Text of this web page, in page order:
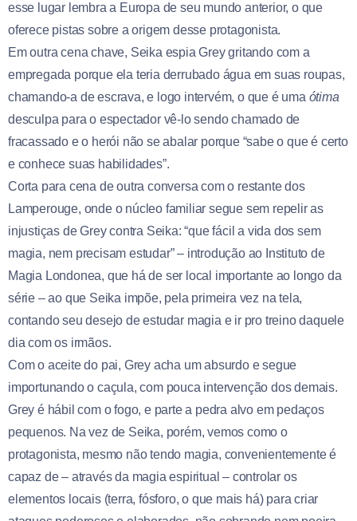
esse lugar lembra a Europa de seu mundo anterior, o que
oferece pistas sobre a origem desse protagonista.
Em outra cena chave, Seika espia Grey gritando com a
empregada porque ela teria derrubado água em suas roupas,
chamando-a de escrava, e logo intervém, o que é uma ótima
desculpa para o espectador vê-lo sendo chamado de
fracassado e o herói não se abalar porque “sabe o que é certo
e conhece suas habilidades”.
Corta para cena de outra conversa com o restante dos
Lamperouge, onde o núcleo familiar segue sem repelir as
injustiças de Grey contra Seika: “que fácil a vida dos sem
magia, nem precisam estudar” – introdução ao Instituto de
Magia Londonea, que há de ser local importante ao longo da
série – ao que Seika impõe, pela primeira vez na tela,
contando seu desejo de estudar magia e ir pro treino daquele
dia com os irmãos.
Com o aceite do pai, Grey acha um absurdo e segue
importunando o caçula, com pouca intervenção dos demais.
Grey é hábil com o fogo, e parte a pedra alvo em pedaços
pequenos. Na vez de Seika, porém, vemos como o
protagonista, mesmo não tendo magia, convenientemente é
capaz de – através da magia espiritual – controlar os
elementos locais (terra, fósforo, o que mais há) para criar